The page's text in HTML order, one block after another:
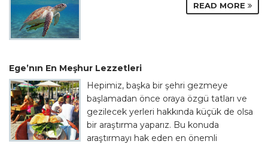
READ MORE
Ege’nın En Meşhur Lezzetleri
Hepimiz, başka bir şehri gezmeye
başlamadan önce oraya özgü tatları ve
gezilecek yerleri hakkında küçük de olsa
bir araştırma yaparız. Bu konuda
araştırmayı hak eden en önemli